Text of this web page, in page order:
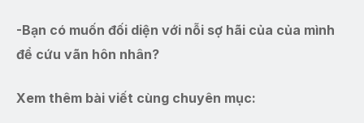
-Bạn có muốn đối diện với nỗi sợ hãi của của mình
để cứu vãn hôn nhân?
Xem thêm bài viết cùng chuyên mục: